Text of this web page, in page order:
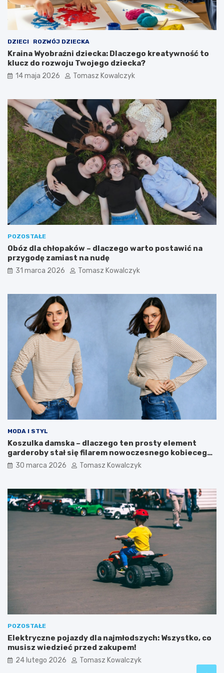
t
n
e
d
z
i
c
o
?
K
l
u
c
z
o
w
e
u
m
i
e
ę
t
n
o
w
e
c
z
n
e
d
l
a
z
e
c
i
:
j
a
k
i
e
w
y
b
r
a
n
a
r
ó
z
w
DZIECI ROZWÓJ DZIECKA
Kraina Wyobraźni dziecka: Dlaczego kreatywność to
klucz do rozwoju Twojego dziecka?
14 maja 2026 Tomasz Kowalczyk
POZOSTAŁE
Obóz dla chłopaków – dlaczego warto postawić na
przygodę zamiast na nudę
31 marca 2026 Tomasz Kowalczyk
MODA I STYL
Koszulka damska – dlaczego ten prosty element
garderoby stał się filarem nowoczesnego kobiecego
stylu?
30 marca 2026 Tomasz Kowalczyk
POZOSTAŁE
Elektryczne pojazdy dla najmłodszych: Wszystko, co
musisz wiedzieć przed zakupem!
24 lutego 2026 Tomasz Kowalczyk